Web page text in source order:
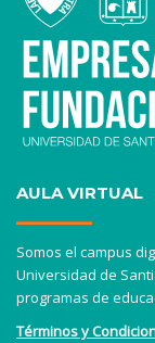
AULA VIRTUAL
Somos el campus
Universidad de
programas de
Términos y